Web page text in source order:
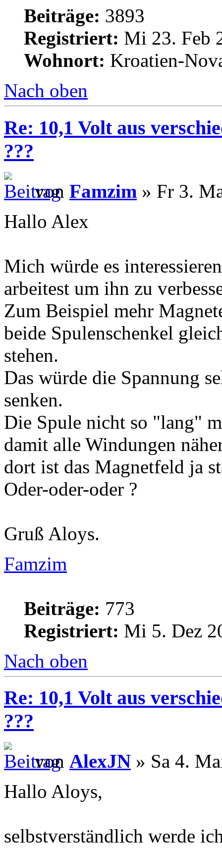
Beiträge: 3893
Registriert: Mi 23. Feb
Wohnort: Kroatien-
Nach oben
Re: 10,1 Volt aus
???
von Famzim » Fr 3.
Hallo Alex
Mich würde es
arbeitest um ihn zu
Zum Beispiel mehr
beide Spulenschenkel
stehen.
Das würde die Spannung
senken.
Die Spule nicht so "lang"
damit alle Windungen
dort ist das Magnetfeld ja
Oder-oder-oder ?
Gruß Aloys.
Famzim
Beiträge: 773
Registriert: Mi 5. Dez
Nach oben
Re: 10,1 Volt aus
???
von AlexJN » Sa 4.
Hallo Aloys,
selbstverständlich werde